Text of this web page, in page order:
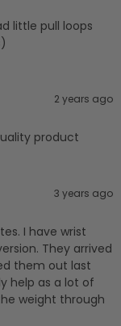
little pull loops
2 years ago
product
3 years ago
I have wrist
They arrived
them out last
help as a lot of
weight through